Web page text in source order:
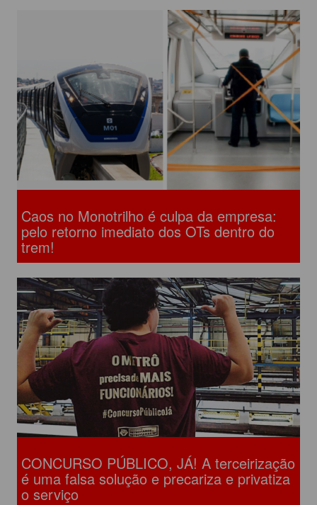
Caos no Monotrilho é culpa da empresa:
pelo retorno imediato dos OTs dentro do
trem!
CONCURSO PÚBLICO, JÁ! A terceirização
é uma falsa solução e precariza e privatiza
o serviço